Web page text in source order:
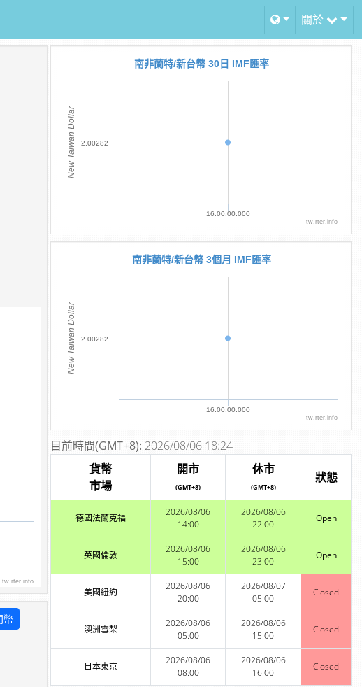
關於
tw.rter.info
幣
New Taiwan Dollar
南非蘭特/新台幣 30日 IMF匯率
16:00:00.000
2.00282
tw.rter.info
New Taiwan Dollar
南非蘭特/新台幣 3個月 IMF匯率
16:00:00.000
2.00282
tw.rter.info
目前時間(GMT+8): 2026/08/06 18:24
貨幣
市場
開市
(GMT+8)
休市
(GMT+8)
狀態
德國法蘭克福
2026/08/06
14:00
2026/08/06
22:00
Open
英國倫敦
2026/08/06
15:00
2026/08/06
23:00
Open
美國紐約
2026/08/06
20:00
2026/08/07
05:00
Closed
澳洲雪梨
2026/08/06
05:00
2026/08/06
15:00
Closed
日本東京
2026/08/06
08:00
2026/08/06
16:00
Closed